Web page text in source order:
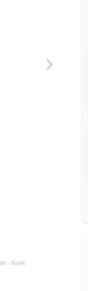
- Blank